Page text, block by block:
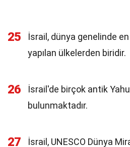
25 İsrail, dünya genelinde
yapılan ülkelerden biridir.
26
İsrail'de birçok antik
bulunmaktadır.
27
İsrail, UNESCO Dünya